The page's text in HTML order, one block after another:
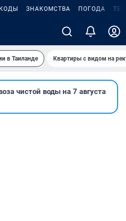
ЗНАКОМСТВА ПОГОДА
в Таиланде Квартиры с видом на
чистой воды на 7 августа